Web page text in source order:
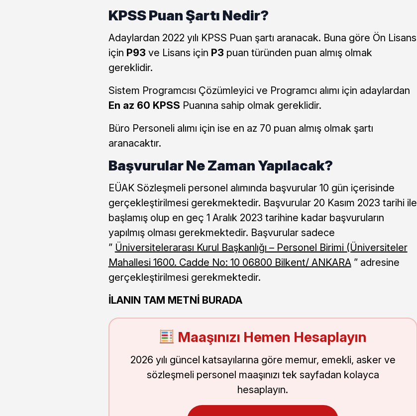
KPSS Puan Şartı Nedir?
Adaylardan 2022 yılı KPSS Puan şartı aranacak. Buna göre Ön Lisans
için P93 ve Lisans için P3 puan türünden puan almış olmak
gereklidir.
Sistem Programcısı Çözümleyici ve Programcı alımı için adaylardan
En az 60 KPSS Puanına sahip olmak gereklidir.
Büro Personeli alımı için ise en az 70 puan almış olmak şartı
aranacaktır.
Başvurular Ne Zaman Yapılacak?
EÜAK Sözleşmeli personel alımında başvurular 10 gün içerisinde
gerçekleştirilmesi gerekmektedir. Başvurular 20 Kasım 2023 tarihi ile
başlamış olup en geç 1 Aralık 2023 tarihine kadar başvuruların
yapılmış olması gerekmektedir. Başvurular sadece
” Üniversitelerarası Kurul Başkanlığı – Personel Birimi (Üniversiteler
Mahallesi 1600. Cadde No: 10 06800 Bilkent/ ANKARA” adresine
gerçekleştirilmesi gerekmektedir.
İLANIN TAM METNİ BURADA
Maaşınızı Hemen Hesaplayın
2026 yılı güncel katsayılarına göre memur, emekli, asker ve
sözleşmeli personel maaşınızı tek sayfadan kolayca
hesaplayın.